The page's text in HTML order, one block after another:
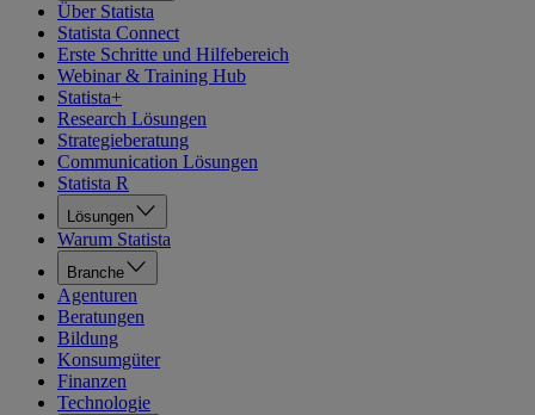
Über Statista
Statista Connect
Erste Schritte und Hilfebereich
Webinar & Training Hub
Statista+
Research Lösungen
Strategieberatung
Communication Lösungen
Statista R
Lösungen
Warum Statista
Branche
Agenturen
Beratungen
Bildung
Konsumgüter
Finanzen
Technologie